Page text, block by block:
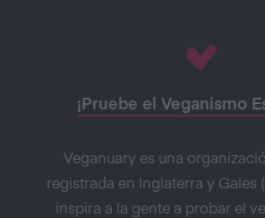
¡Pruebe el Veganismo
Veganuary es una
registrada en Inglaterra y Gales
inspira a la gente a probar el